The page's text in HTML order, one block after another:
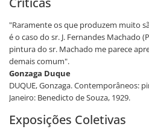
"Raramente os que produzem muito
é o caso do sr. J. Fernandes Machado
pintura do sr. Machado me parece
demais comum".
Gonzaga Duque
DUQUE, Gonzaga. Contemporâneos:
Janeiro: Benedicto de Souza, 1929.
Exposições Coletivas